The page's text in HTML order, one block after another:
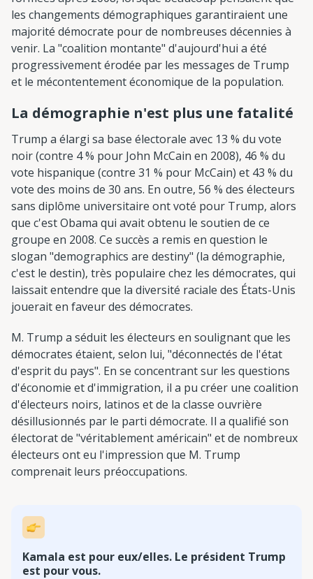
les changements démographiques garantiraient une
majorité démocrate pour de nombreuses décennies à
venir. La "coalition montante" d'aujourd'hui a été
progressivement érodée par les messages de Trump
et le mécontentement économique de la population.
La démographie n'est plus une fatalité
Trump a élargi sa base électorale avec 13 % du vote
noir (contre 4 % pour John McCain en 2008), 46 % du
vote hispanique (contre 31 % pour McCain) et 43 % du
vote des moins de 30 ans. En outre, 56 % des électeurs
sans diplôme universitaire ont voté pour Trump, alors
que c'est Obama qui avait obtenu le soutien de ce
groupe en 2008. Ce succès a remis en question le
slogan "demographics are destiny" (la démographie,
c'est le destin), très populaire chez les démocrates, qui
laissait entendre que la diversité raciale des États-Unis
jouerait en faveur des démocrates.
M. Trump a séduit les électeurs en soulignant que les
démocrates étaient, selon lui, "déconnectés de l'état
d'esprit du pays". En se concentrant sur les questions
d'économie et d'immigration, il a pu créer une coalition
d'électeurs noirs, latinos et de la classe ouvrière
désillusionnés par le parti démocrate. Il a qualifié son
électorat de "véritablement américain" et de nombreux
électeurs ont eu l'impression que M. Trump
comprenait leurs préoccupations.
Kamala est pour eux/elles. Le président Trump
est pour vous.